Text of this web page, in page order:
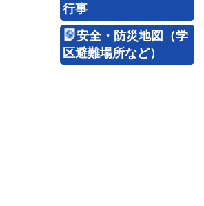
行事
安全・防災地図（学
区避難場所など）